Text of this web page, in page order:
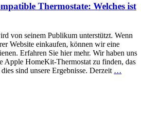
Thermostate: Welches ist
von seinem Publikum unterstützt. Wenn
Website einkaufen, können wir eine
Erfahren Sie hier mehr. Wir haben uns
Apple HomeKit-Thermostat zu finden, das
sind unsere Ergebnisse. Derzeit …